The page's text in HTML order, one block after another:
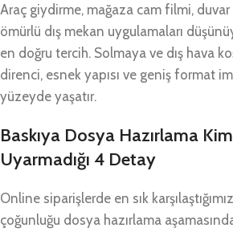
Araç giydirme, mağaza cam filmi,
ömürlü dış mekan uygulamaları
en doğru tercih. Solmaya ve dış hava
direnci, esnek yapısı ve geniş format
yüzeyde yaşatır.
Baskıya Dosya Hazırlama
Uyarmadığı 4 Detay
Online siparişlerde en sık
çoğunluğu dosya hazırlama